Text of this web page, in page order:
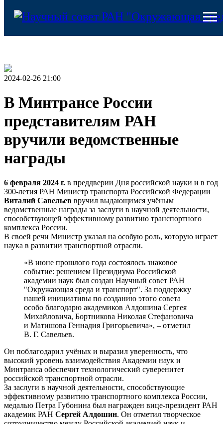
2024-02-26 21:00
В Минтрансе России
представителям РАН
вручили ведомственные
награды
6 февраля 2024 г. в преддверии Дня российской науки и в год
300-летия РАН Министр транспорта Российской Федерации
Виталий Савельев вручил выдающимся учёным
ведомственные награды за заслуги в научной деятельности,
способствующей эффективному развитию транспортного
комплекса России.
В своей речи Министр указал на особую роль, которую играет
наука в развитии транспортной отрасли.
«В июне прошлого года состоялось знаковое
событие: решением Президиума Российской
академии наук был создан Научный совет РАН
"Окружающая среда и транспорт". За поддержку
нашей инициативы по созданию этого совета
особо благодарю академиков Алдошина Сергея
Михайловича, Бортникова Николая Стефановича
и Матишова Геннадия Григорьевича», – отметил
В. Г. Савельев.
Он поблагодарил учёных и выразил уверенность, что
высокий уровень взаимодействия Академии наук и
Минтранса обеспечит технологический суверенитет
российской транспортной отрасли.
За заслуги в научной деятельности, способствующие
эффективному развитию транспортного комплекса России,
медалью Петра Губонина был награжден вице-президент РАН
академик РАН Сергей Алдошин. Он отметил творческое